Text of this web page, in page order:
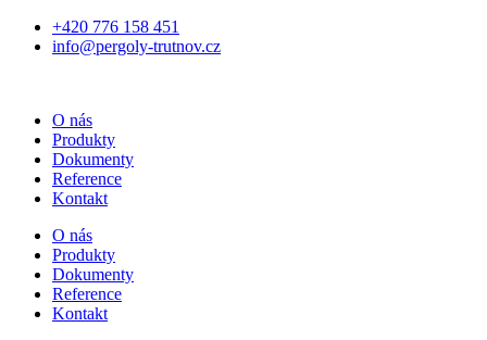
Přejít
+420 776 158 451
info@pergoly-trutnov.cz
O nás
Produkty
Dokumenty
Reference
Kontakt
O nás
Produkty
Dokumenty
Reference
Kontakt